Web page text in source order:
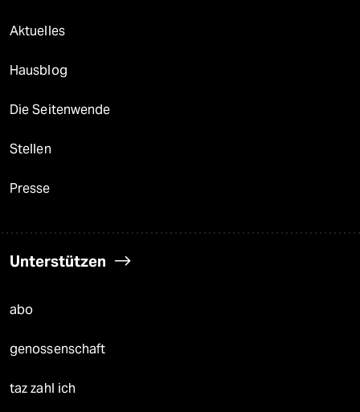
Aktuelles
Hausblog
Die Seitenwende
Stellen
Presse
Unterstützen
abo
genossenschaft
taz zahl ich